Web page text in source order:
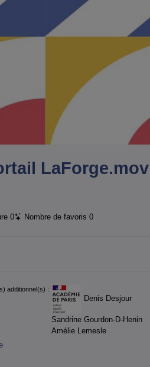
vidéo
LaForge.mov
0 Nombre de favoris 0
additionnel(s) :
Denis Desjour
Sandrine Gourdon-D-Henin
Amélie Lemesle